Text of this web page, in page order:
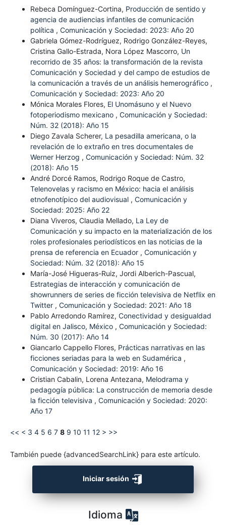
Rebeca Domínguez-Cortina, Producción de sentido y
agencia de audiencias infantiles de comunicación
política , Comunicación y Sociedad: 2023: Año 20
Gabriela Gómez-Rodríguez, Rodrigo González-Reyes,
Cristina Gallo-Estrada, Nora López Mascorro, Un
recorrido de 35 años: la transformación de la revista
Comunicación y Sociedad y del campo de estudios de
la comunicación a través de un análisis hemerográfico ,
Comunicación y Sociedad: 2023: Año 20
Mónica Morales Flores, El Unomásuno y el Nuevo
fotoperiodismo mexicano , Comunicación y Sociedad:
Núm. 32 (2018): Año 15
Diego Zavala Scherer, La pesadilla americana, o la
revelación de lo extraño en tres documentales de
Werner Herzog , Comunicación y Sociedad: Núm. 32
(2018): Año 15
André Dorcé Ramos, Rodrigo Roque de Castro,
Telenovelas y racismo en México: hacia el análisis
etnofenotípico del audiovisual , Comunicación y
Sociedad: 2025: Año 22
Diana Viveros, Claudia Mellado, La Ley de
Comunicación y su impacto en la materialización de los
roles profesionales periodísticos en las noticias de la
prensa de referencia en Ecuador , Comunicación y
Sociedad: Núm. 32 (2018): Año 15
María-José Higueras-Ruiz, Jordi Alberich-Pascual,
Estrategias de interacción y comunicación de
showrunners de series de ficción televisiva de Netflix en
Twitter , Comunicación y Sociedad: 2021: Año 18
Pablo Arredondo Ramírez, Conectividad y desigualdad
digital en Jalisco, México , Comunicación y Sociedad:
Núm. 30 (2017): Año 14
Giancarlo Cappello Flores, Prácticas narrativas en las
ficciones seriadas para la web en Sudamérica ,
Comunicación y Sociedad: 2019: Año 16
Cristian Cabalin, Lorena Antezana, Melodrama y
pedagogía pública: La construcción de memoria desde
la ficción televisiva , Comunicación y Sociedad: 2020:
Año 17
<< < 3 4 5 6 7 8 9 10 11 12 > >>
También puede {advancedSearchLink} para este artículo.
Iniciar sesión
Idioma